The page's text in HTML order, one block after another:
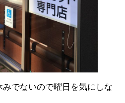
でないので曜日を気にしな